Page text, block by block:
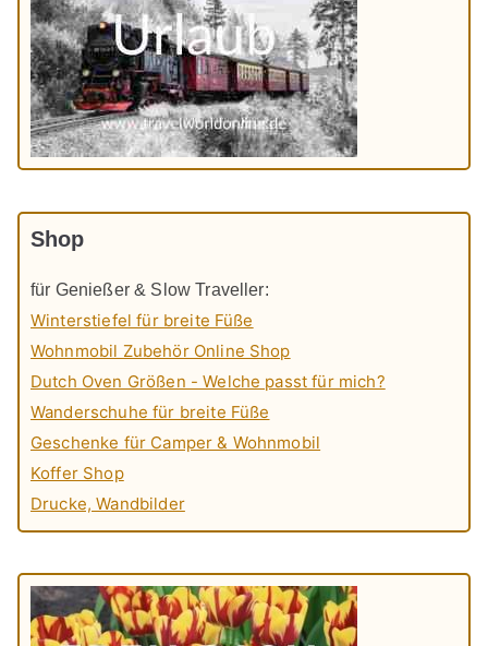
Shop
für Genießer & Slow Traveller:
Winterstiefel für breite Füße
Wohnmobil Zubehör Online Shop
Dutch Oven Größen - Welche passt für mich?
Wanderschuhe für breite Füße
Geschenke für Camper & Wohnmobil
Koffer Shop
Drucke, Wandbilder